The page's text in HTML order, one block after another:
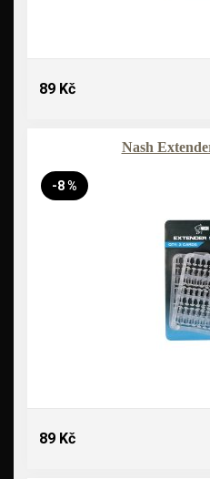
89 Kč
Nash
-8 %
89 Kč